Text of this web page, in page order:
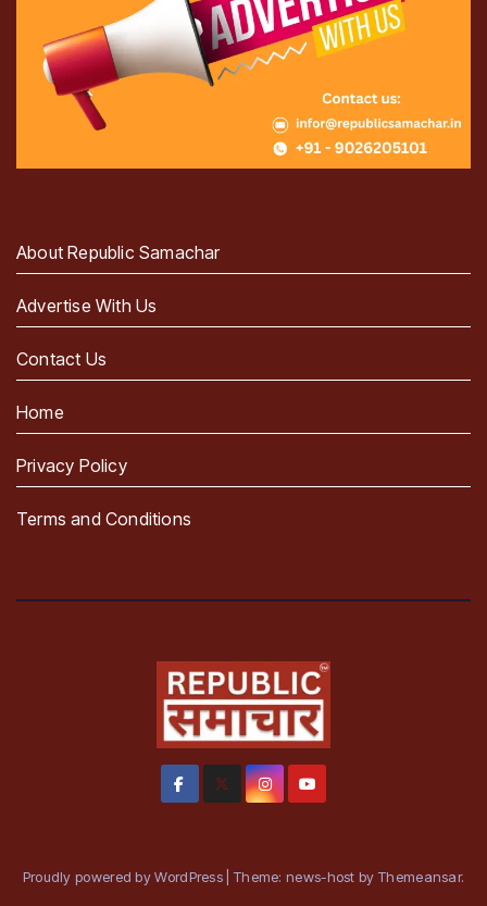
About Republic Samachar
Advertise With Us
Contact Us
Home
Privacy Policy
Terms and Conditions
Proudly powered by WordPress Theme: news-host by Themeansar.